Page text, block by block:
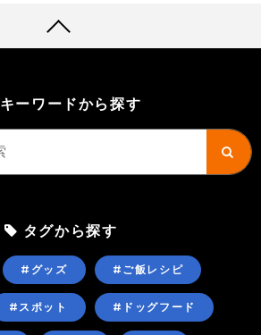
キーワードから探す
タグから探す
#グッズ #ご飯レシピ
#スポット #ドッグフード